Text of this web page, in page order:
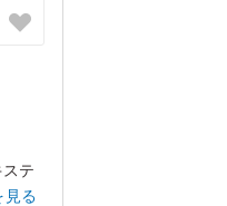
テ
ル
見る